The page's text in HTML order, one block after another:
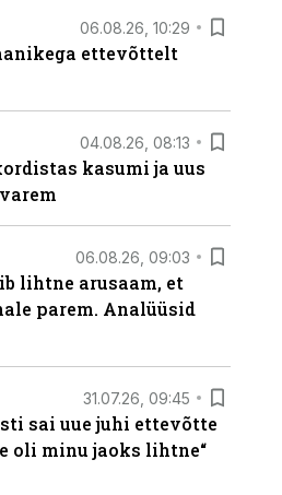
06.08.26, 10:29
ettevõttelt
04.08.26, 08:13
kasumi ja uus
06.08.26, 09:03
lihtne arusaam, et
parem. Analüüsid
31.07.26, 09:45
sai uue juhi ettevõtte
oli minu jaoks lihtne“